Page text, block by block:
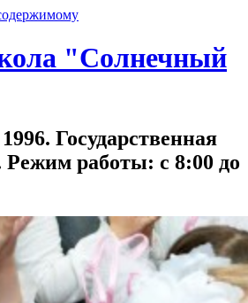
"Солнечный
Государственная
Режим работы: с 8:00 до